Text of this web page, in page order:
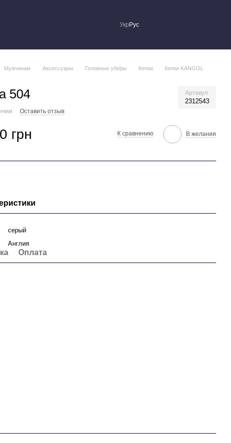
Укр Рус
Мужчинам Аксессуары Головные уборы Кепки
Кепки KANGOL
504 Артикул
2312543
Оставить отзыв
грн К сравнению В желания
серый
Англия
Оплата